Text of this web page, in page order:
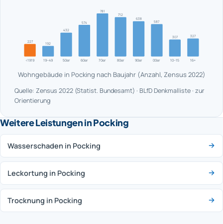
<1919
227
19–49
192
50er
432
60er
574
70er
781
80er
712
90er
638
00er
587
10–15
307
16+
327
Wohngebäude in Pocking nach Baujahr (Anzahl, Zensus 2022)
Quelle: Zensus 2022 (Statist. Bundesamt) · BLfD Denkmalliste · zur
Orientierung
Weitere Leistungen in Pocking
Wasserschaden in Pocking
Leckortung in Pocking
Trocknung in Pocking